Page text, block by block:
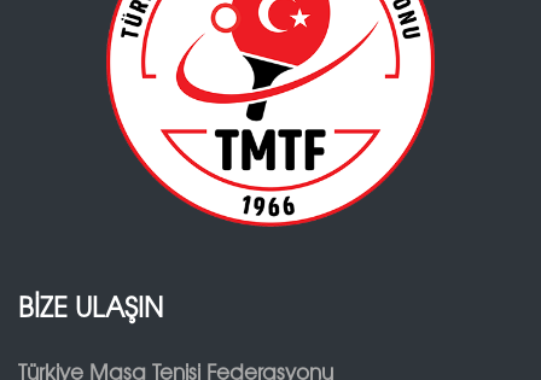
BİZE ULAŞIN
Türkiye Masa Tenisi Federasyonu